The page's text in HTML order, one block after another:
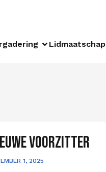
Lidmaatschap
voorzitter
1, 2025